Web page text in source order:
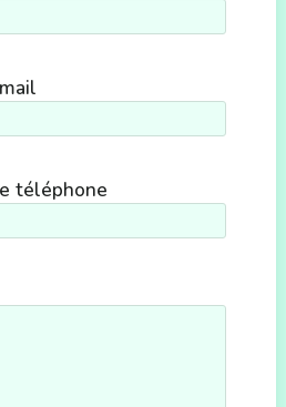
téléphone